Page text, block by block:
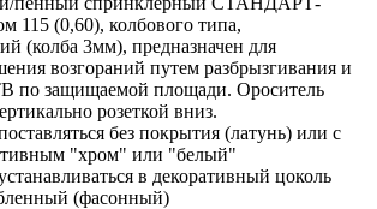
115 (0,60), колбового типа,
(колба 3мм), предназначен для
возгораний путем разбрызгивания и
по защищаемой площади. Ороситель
розеткой вниз.
без покрытия (латунь) или с
"хром" или "белый"
в декоративный цоколь
(фасонный)